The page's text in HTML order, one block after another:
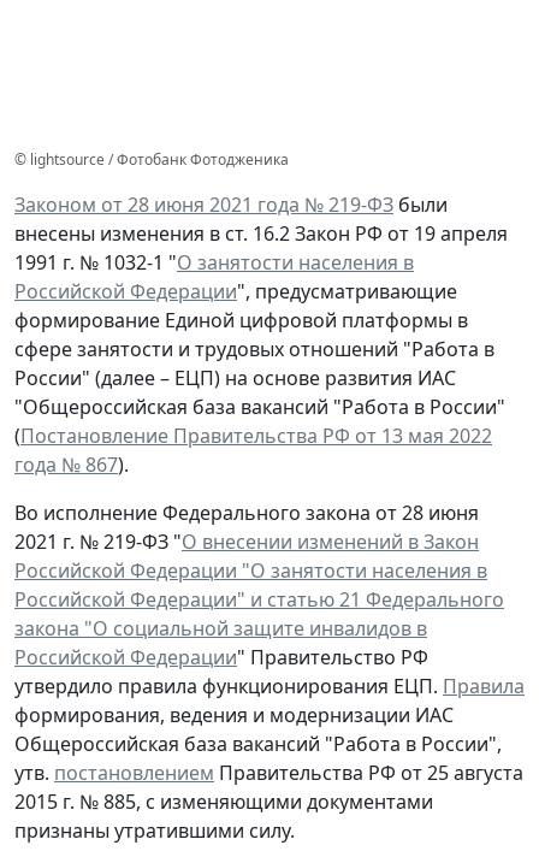
© lightsource / Фотобанк Фотодженика
Законом от 28 июня 2021 года № 219-ФЗ были
внесены изменения в ст. 16.2 Закон РФ от 19 апреля
1991 г. № 1032-1 "О занятости населения в
Российской Федерации", предусматривающие
формирование Единой цифровой платформы в
сфере занятости и трудовых отношений "Работа в
России" (далее – ЕЦП) на основе развития ИАС
"Общероссийская база вакансий "Работа в России"
(Постановление Правительства РФ от 13 мая 2022
года № 867).
Во исполнение Федерального закона от 28 июня
2021 г. № 219-ФЗ "О внесении изменений в Закон
Российской Федерации "О занятости населения в
Российской Федерации" и статью 21 Федерального
закона "О социальной защите инвалидов в
Российской Федерации" Правительство РФ
утвердило правила функционирования ЕЦП. Правила
формирования, ведения и модернизации ИАС
Общероссийская база вакансий "Работа в России",
утв. постановлением Правительства РФ от 25 августа
2015 г. № 885, с изменяющими документами
признаны утратившими силу.